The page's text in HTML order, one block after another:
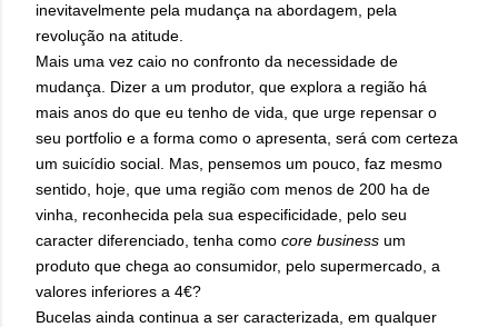
inevitavelmente pela mudança na abordagem, pela
revolução na atitude.
Mais uma vez caio no confronto da necessidade de
mudança. Dizer a um produtor, que explora a região há
mais anos do que eu tenho de vida, que urge repensar o
seu portfolio e a forma como o apresenta, será com certeza
um suicídio social. Mas, pensemos um pouco, faz mesmo
sentido, hoje, que uma região com menos de 200 ha de
vinha, reconhecida pela sua especificidade, pelo seu
caracter diferenciado, tenha como core business um
produto que chega ao consumidor, pelo supermercado, a
valores inferiores a 4€?
Bucelas ainda continua a ser caracterizada, em qualquer